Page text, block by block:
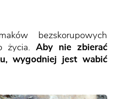
bezskorupowych
życia.Aby nie zbierać
wygodniej jest wabić